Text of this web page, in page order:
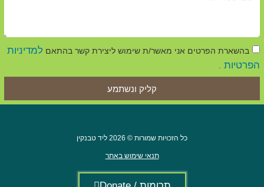
בהשארת הפרטים אני מאשר/ת שימוש ליצירת קשר בהתאם למדיניות
הפרטיות .
קליק ונשתמע
כל הזכויות שמורות © 2026 ליד טבנקין
תנאי שימוש באתר